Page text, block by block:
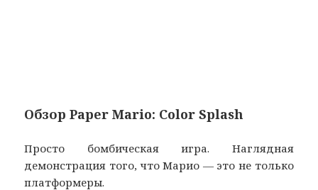
Обзор Paper Mario: Color Splash
Просто бомбическая игра. Наглядная
демонстрация того, что Марио — это не только
платформеры.